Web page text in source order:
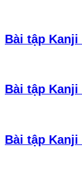
Bài tập Kanji
Bài tập Kanji
Bài tập Kanji